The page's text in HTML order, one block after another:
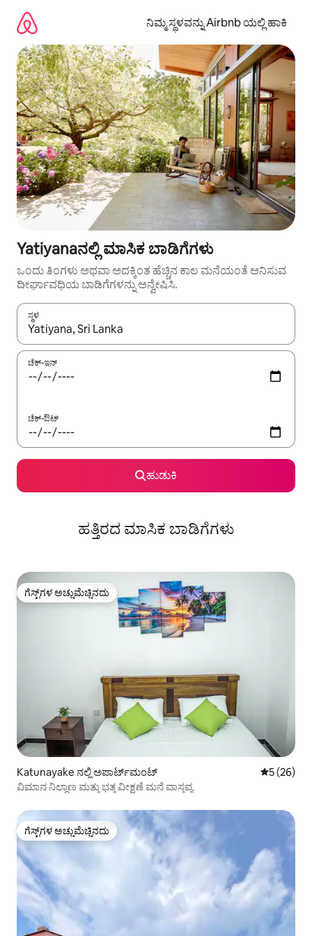
ಹೋಗಿ
ನಿಮ್ಮ ಸ್ಥಳವನ್ನು Airbnb ಯಲ್ಲಿ ಹಾಕಿ
Yatiyanaನಲ್ಲಿ ಮಾಸಿಕ ಬಾಡಿಗೆಗಳು
ಒಂದು ತಿಂಗಳು ಅಥವಾ ಅದಕ್ಕಿಂತ ಹೆಚ್ಚಿನ ಕಾಲ ಮನೆಯಂತೆ ಅನಿಸುವ
ದೀರ್ಘಾವಧಿಯ ಬಾಡಿಗೆಗಳನ್ನು ಅನ್ವೇಷಿಸಿ.
ಸ್ಥಳ
ಫಲಿತಾಂಶಗಳು ಲಭ್ಯವಿರುವಾಗ, ಅಪ್ ಮತ್ತು ಡೌನ್ ಬಾಣದ ಕೀಲಿಗಳೊಂದಿಗೆ
ಚೆಕ್-ಇನ್
ಚೆಕ್-ಔಟ್
ಹುಡುಕಿ
ಹತ್ತಿರದ ಮಾಸಿಕ ಬಾಡಿಗೆಗಳು
ಗೆಸ್ಟ್‌ಗಳ ಅಚ್ಚುಮೆಚ್ಚಿನದು
ಗೆಸ್ಟ್‌ಗಳ ಅಚ್ಚುಮೆಚ್ಚಿನದು
Katunayake ನಲ್ಲಿ ಅಪಾರ್ಟ್‌ಮಂಟ್ 5 ರಲ್ಲಿ 5
5 (26)
ವಿಮಾನ ನಿಲ್ದಾಣ ಮತ್ತು ಭತ್ತ ವೀಕ್ಷಣೆ ಮನೆ ವಾಸ್ತವ್ಯ
ಗೆಸ್ಟ್‌ಗಳ ಅಚ್ಚುಮೆಚ್ಚಿನದು
ಗೆಸ್ಟ್‌ಗಳ ಅಚ್ಚುಮೆಚ್ಚಿನದು